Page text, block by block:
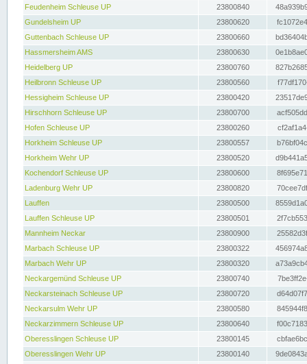
Feudenheim Schleuse UP
23800840
Gundelsheim UP
23800620
Guttenbach Schleuse UP
23800660
Hassmersheim AMS
23800630
Heidelberg UP
23800760
Heilbronn Schleuse UP
23800560
Hessigheim Schleuse UP
23800420
Hirschhorn Schleuse UP
23800700
Hofen Schleuse UP
23800260
Horkheim Schleuse UP
23800557
Horkheim Wehr UP
23800520
Kochendorf Schleuse UP
23800600
Ladenburg Wehr UP
23800820
Lauffen
23800500
Lauffen Schleuse UP
23800501
Mannheim Neckar
23800900
Marbach Schleuse UP
23800322
Marbach Wehr UP
23800320
Neckargemünd Schleuse UP
23800740
Neckarsteinach Schleuse UP
23800720
Neckarsulm Wehr UP
23800580
Neckarzimmern Schleuse UP
23800640
Oberesslingen Schleuse UP
23800145
Oberesslingen Wehr UP
23800140